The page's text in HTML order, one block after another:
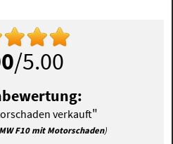
/5.00
verkauft"
F10 mit Motorschaden)